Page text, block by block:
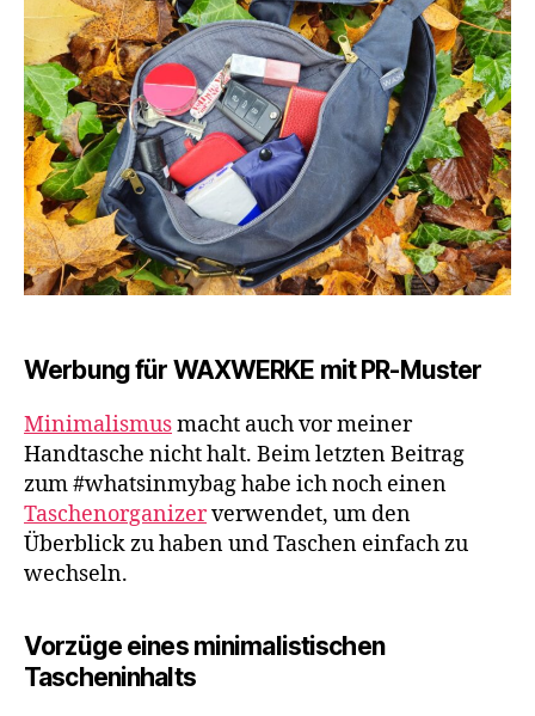
minimalistischer
Tascheninhalt
Werbung für WAXWERKE mit PR-Muster
Minimalismusmacht auch vor meiner
Handtasche nicht halt. Beim letzten Beitrag
zum #whatsinmybag habe ich noch einen
Taschenorganizerverwendet, um den
Überblick zu haben und Taschen einfach zu
wechseln.
Vorzüge eines minimalistischen
Tascheninhalts